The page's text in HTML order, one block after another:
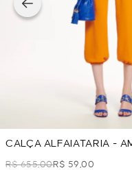
CALÇA ALFAIATARIA -
R$ 655,00R$ 59,00